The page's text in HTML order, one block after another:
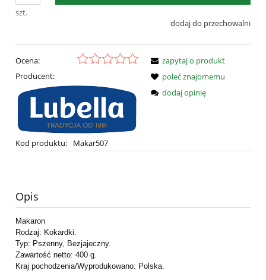
szt.
dodaj do przechowalni
Ocena:
Producent:
Kod produktu: Makar507
zapytaj o produkt
poleć znajomemu
dodaj opinię
Opis
Makaron
Rodzaj: Kokardki.
Typ: Pszenny, Bezjajeczny.
Zawartość netto: 400 g.
Kraj pochodzenia/Wyprodukowano: Polska.